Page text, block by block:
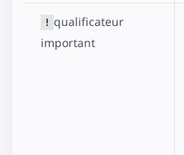
! qualificateur
important